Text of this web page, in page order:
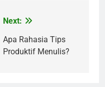
Next:
Apa Rahasia Tips
Produktif Menulis?